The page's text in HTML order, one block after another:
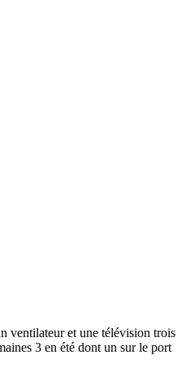
ventilateur et une télévision trois
3 en été dont un sur le port